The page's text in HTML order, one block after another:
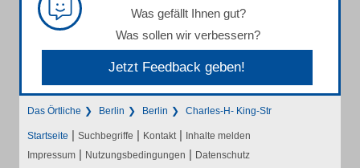
Was gefällt Ihnen gut?
Was sollen wir verbessern?
Jetzt Feedback geben!
Das Örtliche Berlin Berlin Charles-H- King-Str
Startseite | Suchbegriffe | Kontakt | Inhalte melden
Impressum | Nutzungsbedingungen | Datenschutz